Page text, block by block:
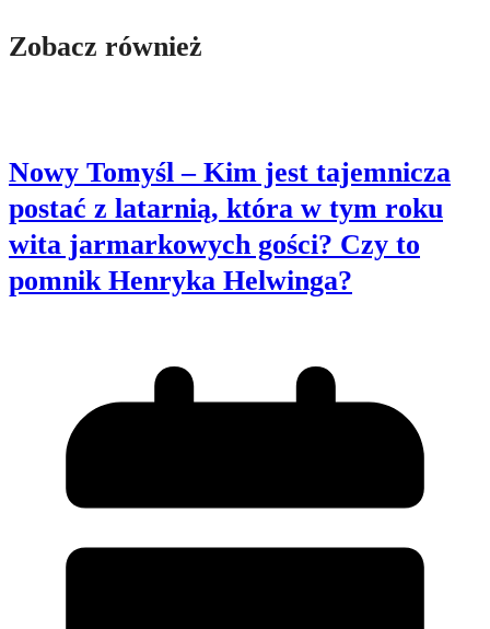
Zobacz również
Nowy Tomyśl – Kim jest tajemnicza
postać z latarnią, która w tym roku
wita jarmarkowych gości? Czy to
pomnik Henryka Helwinga?